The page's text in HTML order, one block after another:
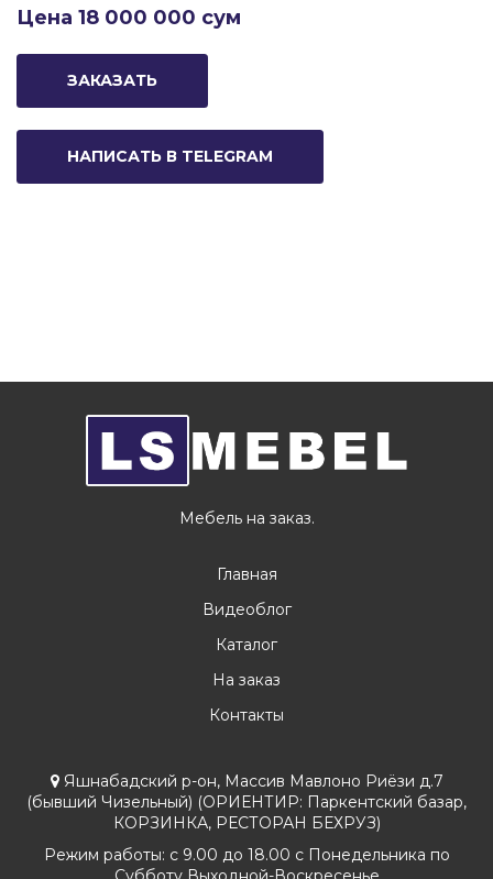
Цена 18 000 000 сум
ЗАКАЗАТЬ
НАПИСАТЬ В TELEGRAM
Мебель на заказ.
Главная
Видеоблог
Каталог
На заказ
Контакты
Яшнабадский р-он, Массив Мавлоно Риёзи д.7
(бывший Чизельный) (ОРИЕНТИР: Паркентский базар,
КОРЗИНКА, РЕСТОРАН БЕХРУЗ)
Режим работы: с 9.00 до 18.00 с Понедельника по